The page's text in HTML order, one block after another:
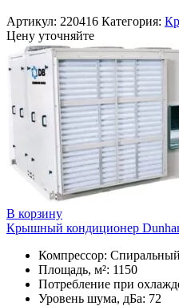
Артикул: 220416 Категория:
Цену уточняйте
В корзину
Крышный кондиционер
Компрессор: Спиральный
Площадь, м²: 1150
Потребление при
Уровень шума, дБа: 72